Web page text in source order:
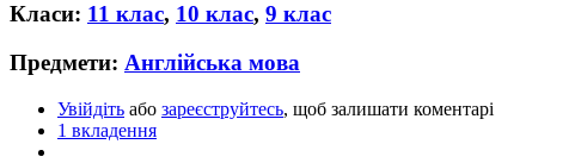
Класи: 11 клас, 10 клас, 9 клас
Предмети: Англійська мова
Увійдіть або зареєструйтесь, щоб залишати коментарі
1 вкладення